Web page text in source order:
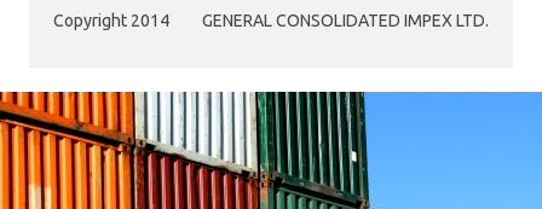
Copyright 2014 GENERAL CONSOLIDATED IMPEX LTD.